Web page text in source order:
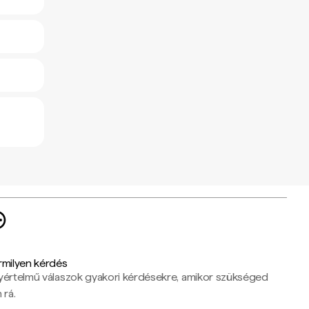
kérdés
válaszok gyakori kérdésekre, amikor szükséged
rá.